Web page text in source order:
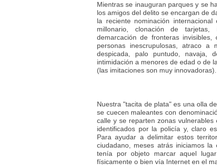
Mientras se inauguran parques y se
los amigos del delito se encargan de
la reciente nominación
millonario, clonación de tarjetas,
demarcación de fronteras
personas inescrupulosas, atraco
despicada, palo puntudo, navaja,
intimidación a menores de edad o de
(las imitaciones son muy innovadoras).
Nuestra "tacita de plata" es una olla
se cuecen maleantes con
calle y se reparten zonas
identificados por la policía y, claro
Para ayudar a delimitar estos
ciudadano, meses atrás iniciamos
tenía por objeto marcar aquel
físicamente o bien vía Internet en el